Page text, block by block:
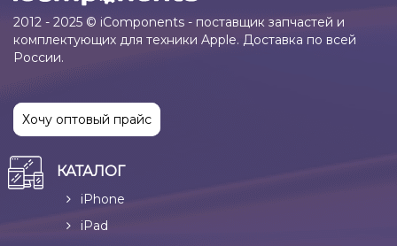
2012 - 2025 © iComponents - поставщик запчастей и
комплектующих для техники Apple. Доставка по всей
России.
Хочу оптовый прайс
КАТАЛОГ
iPhone
iPad